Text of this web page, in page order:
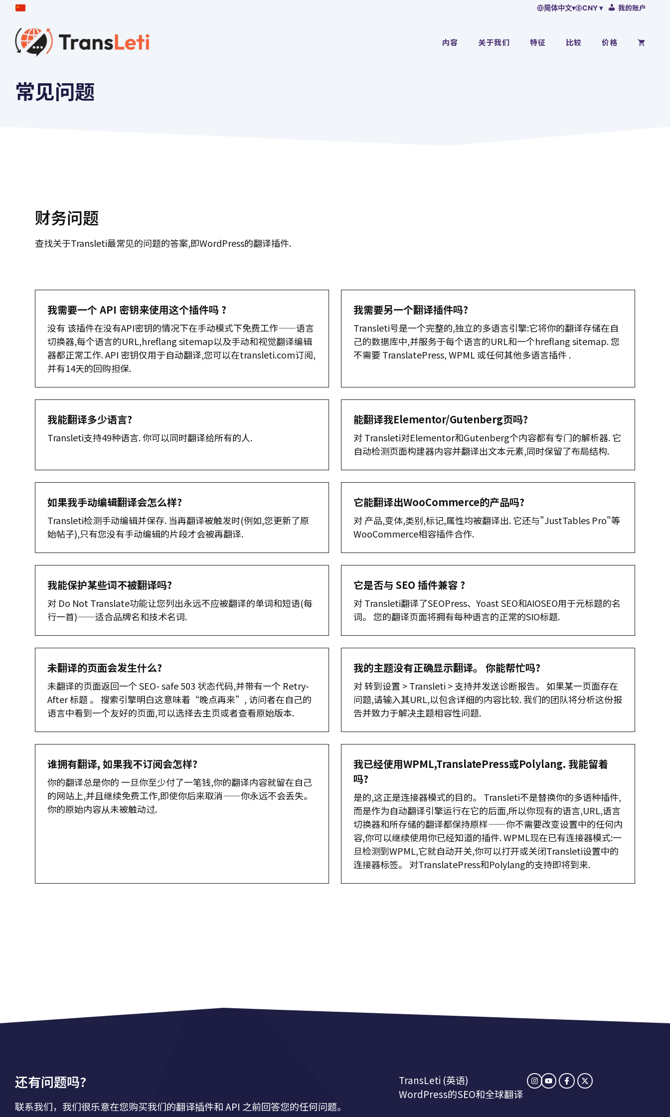
简体中文▾ CNY ▾ 我的账户
内容 关于我们 特征 比较 价格
常见问题
财务问题
查找关于Transleti最常见的问题的答案,即WordPress的翻译插件.
我需要一个 API 密钥来使用这个插件吗 ?
没有 该插件在没有API密钥的情况下在手动模式下免费工作——语言
切换器,每个语言的URL,hreflang sitemap以及手动和视觉翻译编辑
器都正常工作. API 密钥仅用于自动翻译,您可以在transleti.com订阅,
并有14天的回购担保.
我需要另一个翻译插件吗?
Transleti号是一个完整的,独立的多语言引擎:它将你的翻译存储在自
己的数据库中,并服务于每个语言的URL和一个hreflang sitemap. 您
不需要 TranslatePress, WPML 或任何其他多语言插件 .
我能翻译多少语言?
Transleti支持49种语言. 你可以同时翻译给所有的人.
能翻译我Elementor/Gutenberg页吗?
对 Transleti对Elementor和Gutenberg个内容都有专门的解析器. 它
自动检测页面构建器内容并翻译出文本元素,同时保留了布局结构.
如果我手动编辑翻译会怎么样?
Transleti检测手动编辑并保存. 当再翻译被触发时(例如,您更新了原
始帖子),只有您没有手动编辑的片段才会被再翻译.
它能翻译出WooCommerce的产品吗?
对 产品,变体,类别,标记,属性均被翻译出. 它还与"JustTables Pro"等
WooCommerce相容插件合作.
我能保护某些词不被翻译吗?
对 Do Not Translate功能让您列出永远不应被翻译的单词和短语(每
行一首)——适合品牌名和技术名词.
它是否与 SEO 插件兼容 ?
对 Transleti翻译了SEOPress、Yoast SEO和AIOSEO用于元标题的名
词。 您的翻译页面将拥有每种语言的正常的SIO标题.
未翻译的页面会发生什么?
未翻译的页面返回一个 SEO- safe 503 状态代码,并带有一个 Retry-
After 标题 。 搜索引擎明白这意味着“晚点再来”, 访问者在自己的
语言中看到一个友好的页面,可以选择去主页或者查看原始版本.
我的主题没有正确显示翻译。 你能帮忙吗?
对 转到设置 > Transleti > 支持并发送诊断报告。 如果某一页面存在
问题,请输入其URL,以包含详细的内容比较. 我们的团队将分析这份报
告并致力于解决主题相容性问题.
谁拥有翻译, 如果我不订阅会怎样?
你的翻译总是你的 一旦你至少付了一笔钱,你的翻译内容就留在自己
的网站上,并且继续免费工作,即使你后来取消——你永远不会丢失。
你的原始内容从未被触动过.
我已经使用WPML,TranslatePress或Polylang. 我能留着
吗?
是的,这正是连接器模式的目的。 Transleti不是替换你的多语种插件,
而是作为自动翻译引擎运行在它的后面,所以你现有的语言,URL,语言
切换器和所存储的翻译都保持原样——你不需要改变设置中的任何内
容,你可以继续使用你已经知道的插件. WPML现在已有连接器模式:一
旦检测到WPML,它就自动开关,你可以打开或关闭Transleti设置中的
连接器标签。 对TranslatePress和Polylang的支持即将到来.
还有问题吗?
联系我们，我们很乐意在您购买我们的翻译插件和 API 之前回答您的任何问题。
TransLeti (英语)
WordPress的SEO和全球翻译